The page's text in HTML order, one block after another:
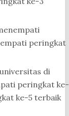
peringkat
di
peringkat ke-
ke-5 terbaik